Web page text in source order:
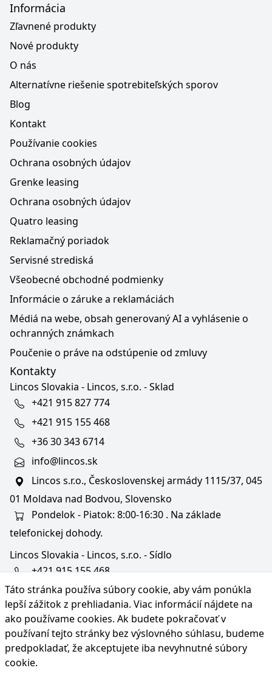
Táto stránka používa súbory cookie, aby vám ponúkla
lepší zážitok z prehliadania. Viac informácií nájdete na
ako používame cookies. Ak budete pokračovať v
používaní tejto stránky bez výslovného súhlasu, budeme
predpokladať, že akceptujete iba nevyhnutné súbory
cookie.
Informácia
Zľavnené produkty
Nové produkty
O nás
Alternatívne riešenie spotrebiteľských sporov
Blog
Kontakt
Používanie cookies
Ochrana osobných údajov
Grenke leasing
Ochrana osobných údajov
Quatro leasing
Reklamačný poriadok
Servisné strediská
Všeobecné obchodné podmienky
Informácie o záruke a reklamáciách
Médiá na webe, obsah generovaný AI a vyhlásenie o
ochranných známkach
Poučenie o práve na odstúpenie od zmluvy
Kontakty
Lincos Slovakia - Lincos, s.r.o. - Sklad
+421 915 827 774
+421 915 155 468
+36 30 343 6714
info@lincos.sk
Lincos s.r.o., Československej armády 1115/37, 045
01 Moldava nad Bodvou, Slovensko
Pondelok - Piatok: 8:00-16:30 . Na základe
telefonickej dohody.
Lincos Slovakia - Lincos, s.r.o. - Sídlo
+421 915 155 468
+36/30 343 6714
bratislava@lincos.sk
Lincos s.r.o., Rustaveliho 4, 831 06 Bratislava - m. č.
Rača, Slovensko
Iba sídlo firmy